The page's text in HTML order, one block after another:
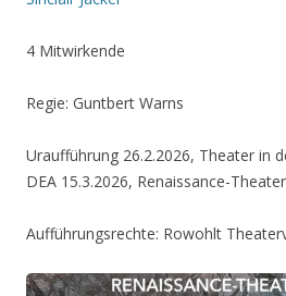
4 Mitwirkende
Regie: Guntbert Warns
Uraufführung 26.2.2026, Theater in
DEA 15.3.2026, Renaissance-
Aufführungsrechte: Rowohlt